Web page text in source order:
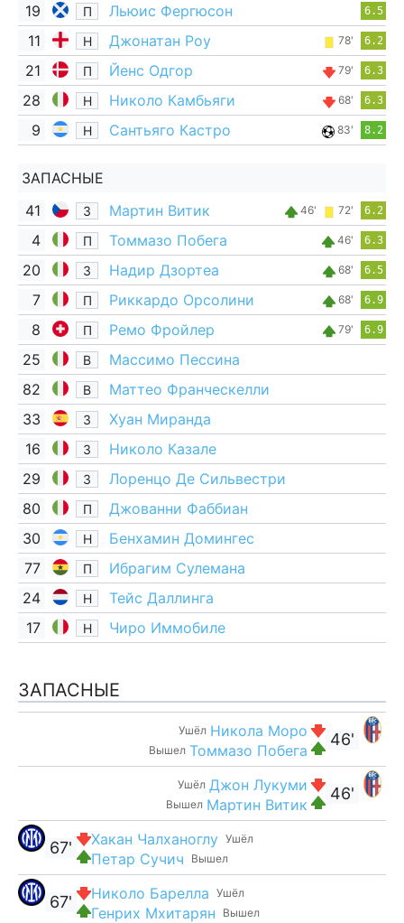
19 П Льюис Фергюсон 6.5
11 Н Джонатан Роу 78' 6.2
21 П Йенс Одгор 79' 6.3
28 Н Николо Камбьяги 68' 6.3
9 Н Сантьяго Кастро 83' 8.2
ЗАПАСНЫЕ
41
З Мартин Витик 46' 72' 6.2
4 П Томмазо Побега 46' 6.3
20 З Надир Дзортеа 68' 6.5
7 П Риккардо Орсолини 68' 6.9
8 П Ремо Фройлер 79' 6.9
25 В
Массимо Пессина
82
В
Маттео Франческелли
33
З
Хуан Миранда
16
З
Николо Казале
29
З
Лоренцо Де Сильвестри
80
П
Джованни Фаббиан
30
Н
Бенхамин Домингес
77
П
Ибрагим Сулемана
24
Н
Тейс Даллинга
17
Н Чиро Иммобиле
ЗАПАСНЫЕ
46'
Ушёл Никола Моро
Вышел Томмазо Побега
46'
Ушёл Джон Лукуми
Вышел Мартин Витик
Ушёл
Хакан Чалханоглу
Вышел
Петар Сучич
67'
Ушёл
Николо Барелла
Вышел
Генрих Мхитарян
67'